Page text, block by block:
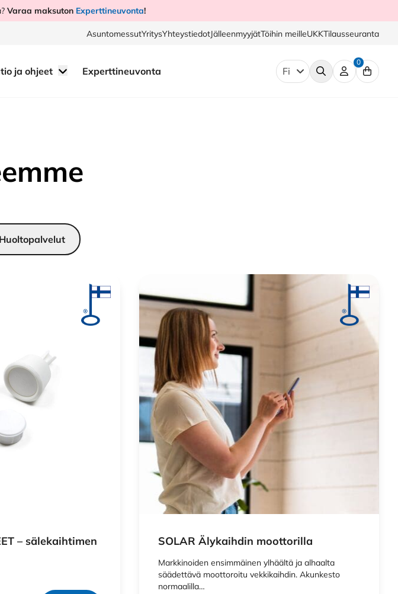
Varaa maksuton Experttineuvonta!
AsuntomessutYritysYhteystiedotJälleenmyyjätTöihin meilleUKKTilausseuranta
ja ohjeet Experttineuvonta Fi
0
Huoltopalvelut
– sälekaihtimen
SOLAR Älykaihdin moottorilla
Markkinoiden ensimmäinen ylhäältä ja alhaalta
säädettävä moottoroitu vekkikaihdin. Akunkesto
normaalilla…